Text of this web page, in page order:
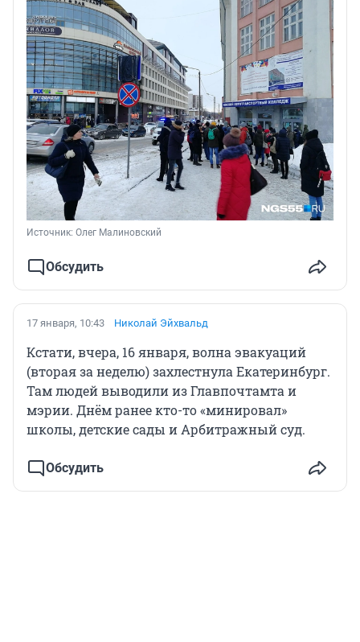
Источник: Олег Малиновский
Обсудить
17 января, 10:43 Николай Эйхвальд
Кстати, вчера, 16 января, волна эвакуаций
(вторая за неделю) захлестнула Екатеринбург.
Там людей выводили из Главпочтамта и
мэрии. Днём ранее кто-то «минировал»
школы, детские сады и Арбитражный суд.
Обсудить